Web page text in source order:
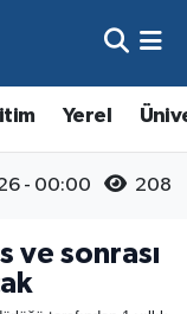
Yerel
- 00:00 208
ve sonrası